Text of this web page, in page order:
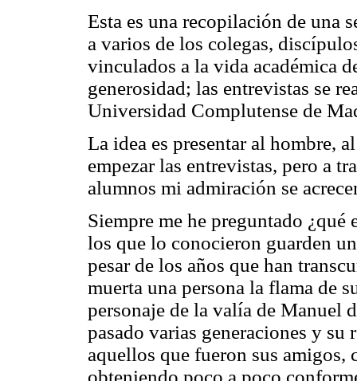
Esta es una recopilación de una
a varios de los colegas,
vinculados a la vida académica
generosidad; las entrevistas se
Universidad Complutense de
La idea es presentar al hombre,
empezar las entrevistas, pero a
alumnos mi admiración se
Siempre me he preguntado ¿qué
los que lo conocieron guarden
pesar de los años que han
muerta una persona la flama de
personaje de la valía de Manuel
pasado varias generaciones y su
aquellos que fueron sus